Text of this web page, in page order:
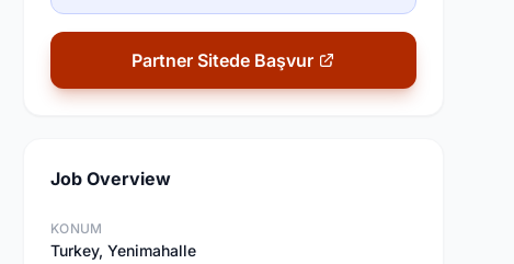
Partner Sitede Başvur
Job Overview
KONUM
Turkey, Yenimahalle